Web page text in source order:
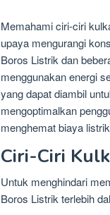
Memahami ciri-ciri
upaya mengurangi
Boros Listrik dan
menggunakan energi
yang dapat diambil
mengoptimalkan
menghemat biaya
Ciri-Ciri
Untuk menghindari
Boros Listrik terlebih